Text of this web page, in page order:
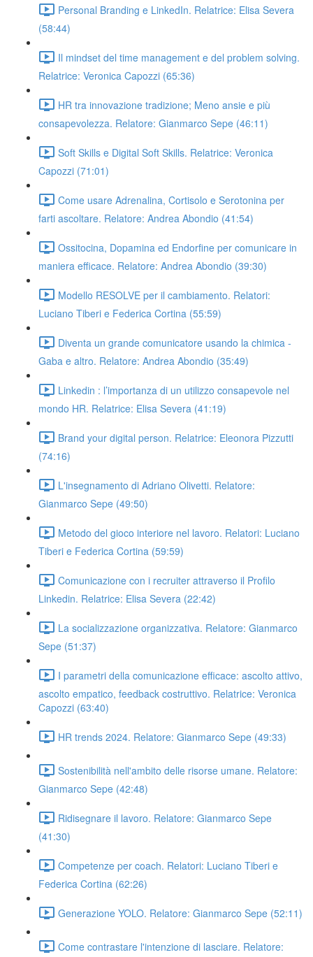
Personal Branding e LinkedIn. Relatrice: Elisa Severa
(58:44)
Il mindset del time management e del problem solving.
Relatrice: Veronica Capozzi (65:36)
HR tra innovazione tradizione; Meno ansie e più
consapevolezza. Relatore: Gianmarco Sepe (46:11)
Soft Skills e Digital Soft Skills. Relatrice: Veronica
Capozzi (71:01)
Come usare Adrenalina, Cortisolo e Serotonina per
farti ascoltare. Relatore: Andrea Abondio (41:54)
Ossitocina, Dopamina ed Endorfine per comunicare in
maniera efficace. Relatore: Andrea Abondio (39:30)
Modello RESOLVE per il cambiamento. Relatori:
Luciano Tiberi e Federica Cortina (55:59)
Diventa un grande comunicatore usando la chimica -
Gaba e altro. Relatore: Andrea Abondio (35:49)
Linkedin : l’importanza di un utilizzo consapevole nel
mondo HR. Relatrice: Elisa Severa (41:19)
Brand your digital person. Relatrice: Eleonora Pizzutti
(74:16)
L'insegnamento di Adriano Olivetti. Relatore:
Gianmarco Sepe (49:50)
Metodo del gioco interiore nel lavoro. Relatori: Luciano
Tiberi e Federica Cortina (59:59)
Comunicazione con i recruiter attraverso il Profilo
Linkedin. Relatrice: Elisa Severa (22:42)
La socializzazione organizzativa. Relatore: Gianmarco
Sepe (51:37)
I parametri della comunicazione efficace: ascolto attivo,
ascolto empatico, feedback costruttivo. Relatrice: Veronica
Capozzi (63:40)
HR trends 2024. Relatore: Gianmarco Sepe (49:33)
Sostenibilità nell'ambito delle risorse umane. Relatore:
Gianmarco Sepe (42:48)
Ridisegnare il lavoro. Relatore: Gianmarco Sepe
(41:30)
Competenze per coach. Relatori: Luciano Tiberi e
Federica Cortina (62:26)
Generazione YOLO. Relatore: Gianmarco Sepe (52:11)
Come contrastare l'intenzione di lasciare. Relatore: